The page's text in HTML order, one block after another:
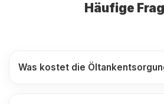
Häufige
Was kostet die